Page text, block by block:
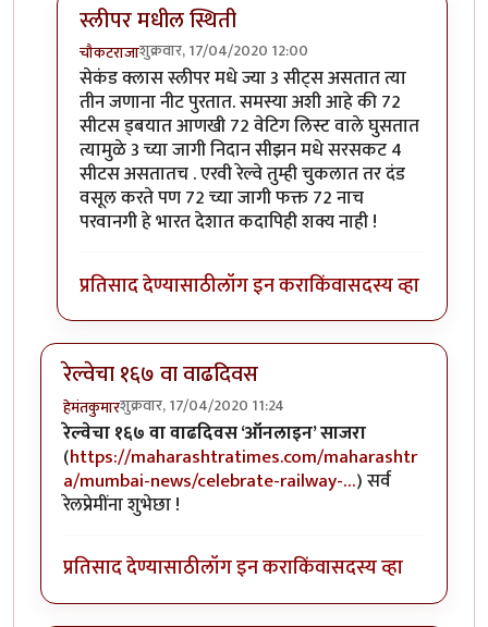
स्लीपर मधील स्थिती
चौकटराजाशुक्रवार, 17/04/2020 12:00
In reply to...byहेमंतकुमार
सेकंड क्लास स्लीपर मधे ज्या 3 सीट्स असतात त्या
तीन जणाना नीट पुरतात. समस्या अशी आहे की 72
सीटस ड्बयात आणखी 72 वेटिग लिस्ट वाले घुसतात
त्यामुळे 3 च्या जागी निदान सीझन मधे सरसकट 4
सीटस असतातच . एरवी रेल्वे तुम्ही चुकलात तर दंड
वसूल करते पण 72 च्या जागी फक्त 72 नाच
परवानगी हे भारत देशात कदापिही शक्य नाही !
प्रतिसाद देण्यासाठीलॉग इन कराकिंवासदस्य व्हा
रेल्वेचा १६७ वा वाढदिवस
हेमंतकुमारशुक्रवार, 17/04/2020 11:24
रेल्वेचा १६७ वा वाढदिवस ‘ऑनलाइन’ साजरा
(https://maharashtratimes.com/maharashtr
a/mumbai-news/celebrate-railway-…) सर्व
रेलप्रेमींना शुभेछा !
प्रतिसाद देण्यासाठीलॉग इन कराकिंवासदस्य व्हा